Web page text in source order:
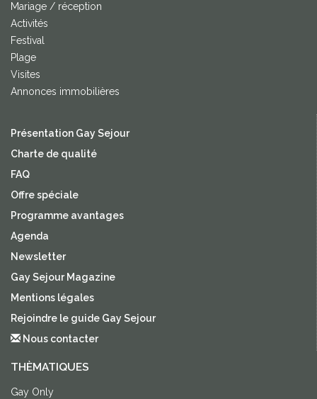
Mariage / réception
Activités
Festival
Plage
Visites
Annonces immobilières
Présentation Gay Sejour
Charte de qualité
FAQ
Offre spéciale
Programme avantages
Agenda
Newsletter
Gay Sejour Magazine
Mentions légales
Rejoindre le guide Gay Sejour
Nous contacter
THÈMATIQUES
Gay Only